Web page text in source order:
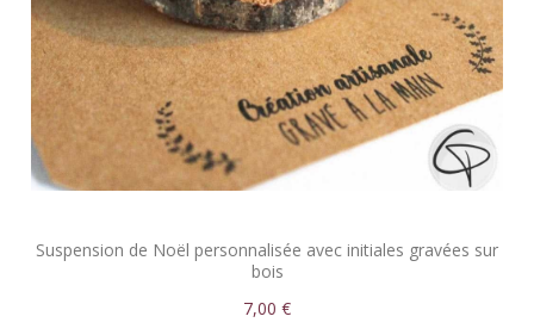
Suspension de Noël personnalisée avec initiales gravées sur
bois
7,00 €